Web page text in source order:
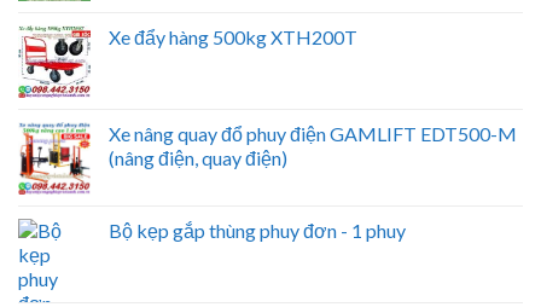
Xe đẩy hàng 500kg XTH200T
Xe nâng quay đổ phuy điện GAMLIFT EDT500-M
(nâng điện, quay điện)
Bộ kẹp gắp thùng phuy đơn - 1 phuy